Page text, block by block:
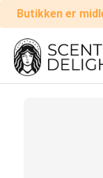
Butikken er
Alle
parfymer